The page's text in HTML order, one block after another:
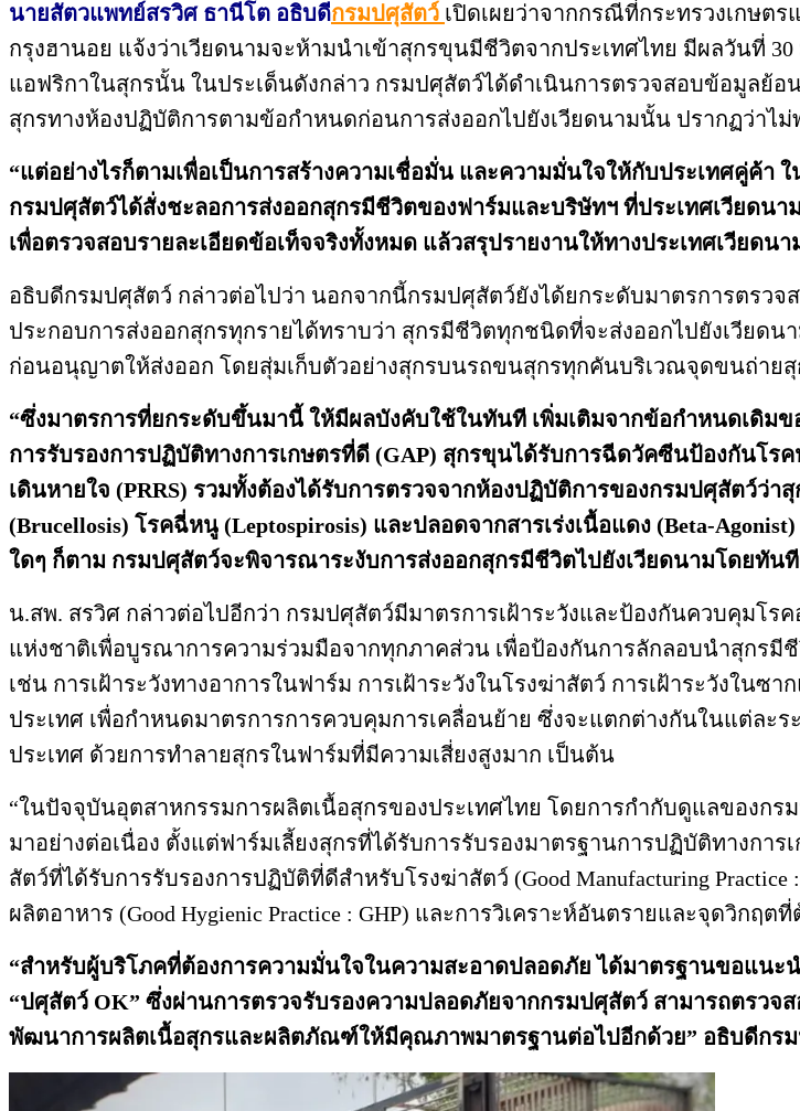
นายสัตวแพทย์สรวิศ ธานีโต อธิบดีกรมปศุสัตว์ เปิดเผยว่าจากกรณีที่กระทรวงเกษ
กรุงฮานอย แจ้งว่าเวียดนามจะห้ามนำเข้าสุกรขุนมีชีวิตจากประเทศไทย มีผลวันที่
แอฟริกาในสุกรนั้น ในประเด็นดังกล่าว กรมปศุสัตว์ได้ดำเนินการตรวจสอบข้อมูลย้
สุกรทางห้องปฏิบัติการตามข้อกำหนดก่อนการส่งออกไปยังเวียดนามนั้น ปรากฏว่าไม่
“แต่อย่างไรก็ตามเพื่อเป็นการสร้างความเชื่อมั่น และความมั่นใจให้กับประเทศคู่ค้
กรมปศุสัตว์ได้สั่งชะลอการส่งออกสุกรมีชีวิตของฟาร์มและบริษัทฯ ที่ประเทศเวียดน
เพื่อตรวจสอบรายละเอียดข้อเท็จจริงทั้งหมด แล้วสรุปรายงานให้ทางประเทศเวียดนา
อธิบดีกรมปศุสัตว์ กล่าวต่อไปว่า นอกจากนี้กรมปศุสัตว์ยังได้ยกระดับมาตรการตรว
ประกอบการส่งออกสุกรทุกรายได้ทราบว่า สุกรมีชีวิตทุกชนิดที่จะส่งออกไปยังเวียด
ก่อนอนุญาตให้ส่งออก โดยสุ่มเก็บตัวอย่างสุกรบนรถขนสุกรทุกคันบริเวณจุดขนถ่า
“ซึ่งมาตรการที่ยกระดับขึ้นมานี้ ให้มีผลบังคับใช้ในทันที เพิ่มเติมจากข้อกำหนดเดิม
การรับรองการปฏิบัติทางการเกษตรที่ดี (GAP) สุกรขุนได้รับการฉีดวัคซีนป้องกันโร
เดินหายใจ (PRRS) รวมทั้งต้องได้รับการตรวจจากห้องปฏิบัติการของกรมปศุสัตว์ว่
(Brucellosis) โรคฉี่หนู (Leptospirosis) และปลอดจากสารเร่งเนื้อแดง (Beta-
ใดๆ ก็ตาม กรมปศุสัตว์จะพิจารณาระงับการส่งออกสุกรมีชีวิตไปยังเวียดนามโดยทัน
น.สพ. สรวิศ กล่าวต่อไปอีกว่า กรมปศุสัตว์มีมาตรการเฝ้าระวังและป้องกันควบคุมโร
แห่งชาติเพื่อบูรณาการความร่วมมือจากทุกภาคส่วน เพื่อป้องกันการลักลอบนำสุกรมี
เช่น การเฝ้าระวังทางอาการในฟาร์ม การเฝ้าระวังในโรงฆ่าสัตว์ การเฝ้าระวังใ
ประเทศ เพื่อกำหนดมาตรการการควบคุมการเคลื่อนย้าย ซึ่งจะแตกต่างกันในแต่ละ
ประเทศ ด้วยการทำลายสุกรในฟาร์มที่มีความเสี่ยงสูงมาก เป็นต้น
“ในปัจจุบันอุตสาหกรรมการผลิตเนื้อสุกรของประเทศไทย โดยการกำกับดูแลของ
มาอย่างต่อเนื่อง ตั้งแต่ฟาร์มเลี้ยงสุกรที่ได้รับการรับรองมาตรฐานการปฏิบัติทางการ
สัตว์ที่ได้รับการรับรองการปฏิบัติที่ดีสำหรับโรงฆ่าสัตว์ (Good Manufacturing
ผลิตอาหาร (Good Hygienic Practice : GHP) และการวิเคราะห์อันตรายและจุดวิกฤตที่
“สำหรับผู้บริโภคที่ต้องการความมั่นใจในความสะอาดปลอดภัย ได้มาตรฐานขอแ
“ปศุสัตว์ OK” ซึ่งผ่านการตรวจรับรองความปลอดภัยจากกรมปศุสัตว์ สามารถตรว
พัฒนาการผลิตเนื้อสุกรและผลิตภัณฑ์ให้มีคุณภาพมาตรฐานต่อไปอีกด้วย” อธิบดีกร